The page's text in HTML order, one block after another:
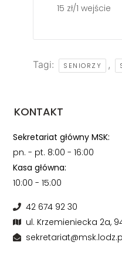
15 zł/1 wejście
Tagi: SENIORZY ,
KONTAKT
Sekretariat główny MSK:
pn. - pt. 8:00 - 16:00
Kasa główna:
10:00 - 15:00
42 674 92 30
ul. Krzemieniecka 2a,